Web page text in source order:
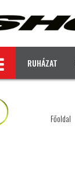
RUHÁZAT
Főoldal